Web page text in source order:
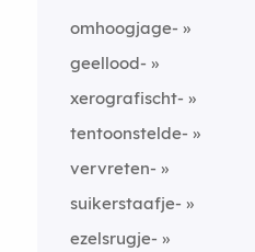
omhoogjage-
geellood-
xerografischt-
tentoonstelde-
vervreten-
suikerstaafje-
ezelsrugje-